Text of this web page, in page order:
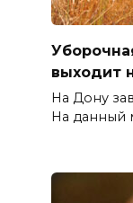
выходит
На Дону
На данный